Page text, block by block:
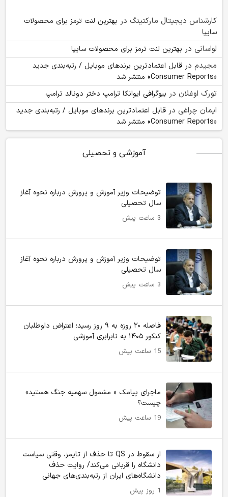
کارشناس دیجیتال مارکتینگ در بهترین لنت ترمز برای محصولات
سایپا
لواسانی در بهترین لنت ترمز برای محصولات سایپا
مجیدم در قابل اعتمادترین برندهای موبایل / رتبه‌بندی جدید
«Consumer Reports» منتشر شد
تورک اوغلان در بیوگرافی ایوانکا ترامپ دختر دونالد ترامپ
ایمان چراغی در قابل اعتمادترین برندهای موبایل / رتبه‌بندی جدید
«Consumer Reports» منتشر شد
آموزشی و تحصیلی
توضیحات وزیر آموزش و پرورش درباره نحوه آغاز
سال تحصیلی
3 ساعت پیش
توضیحات وزیر آموزش و پرورش درباره نحوه آغاز
سال تحصیلی
3 ساعت پیش
فاصله ۲۰ روزه به ۹ روز رسید؛ اعتراض داوطلبان
کنکور ۱۴۰۵ به نابرابری آموزشی
15 ساعت پیش
ماجرای پیامک « مشمول سهمیه جنگ هستید»
چیست؟
19 ساعت پیش
از سقوط در QS تا حذف از تایمز، وقتی سیاست
دانشگاه را قربانی می‌کند/ روایت حذف
دانشگاه‌های ایران از رتبه‌بندی‌های جهانی
1 روز پیش